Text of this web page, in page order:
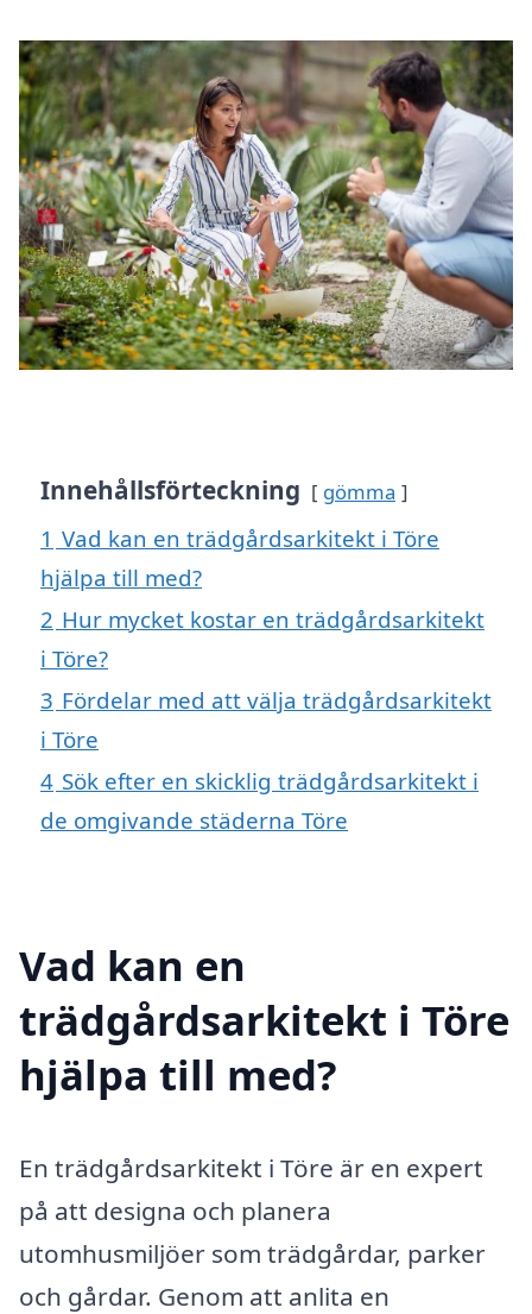
Innehållsförteckning gömma
1 Vad kan en trädgårdsarkitekt i Töre
hjälpa till med?
2 Hur mycket kostar en trädgårdsarkitekt
i Töre?
3 Fördelar med att välja trädgårdsarkitekt
i Töre
4 Sök efter en skicklig trädgårdsarkitekt i
de omgivande städerna Töre
Vad kan en
trädgårdsarkitekt i Töre
hjälpa till med?
En trädgårdsarkitekt i Töre är en expert
på att designa och planera
utomhusmiljöer som trädgårdar, parker
och gårdar. Genom att anlita en